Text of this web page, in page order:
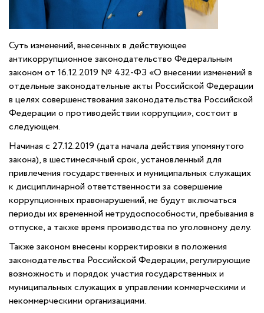
Суть изменений, внесенных в действующее
антикоррупционное законодательство Федеральным
законом от 16.12.2019 № 432-ФЗ «О внесении изменений в
отдельные законодательные акты Российской Федерации
в целях совершенствования законодательства Российской
Федерации о противодействии коррупции», состоит в
следующем.
Начиная с 27.12.2019 (дата начала действия упомянутого
закона), в шестимесячный срок, установленный для
привлечения государственных и муниципальных служащих
к дисциплинарной ответственности за совершение
коррупционных правонарушений, не будут включаться
периоды их временной нетрудоспособности, пребывания в
отпуске, а также время производства по уголовному делу.
Также законом внесены корректировки в положения
законодательства Российской Федерации, регулирующие
возможность и порядок участия государственных и
муниципальных служащих в управлении коммерческими и
некоммерческими организациями.